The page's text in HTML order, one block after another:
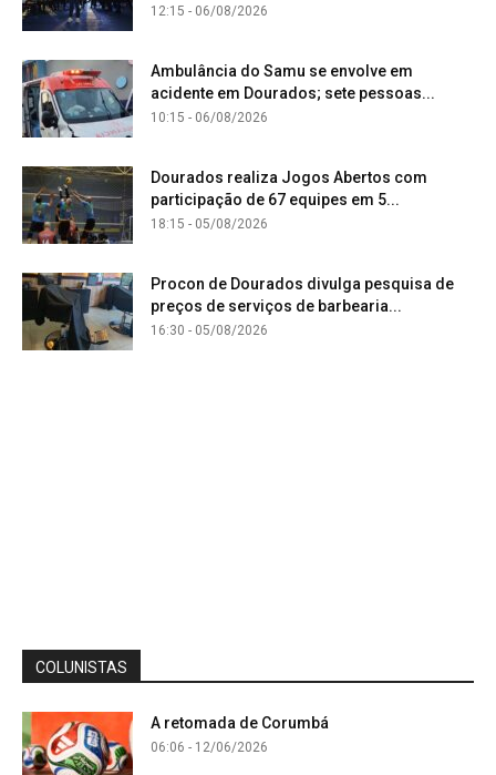
12:15 - 06/08/2026
Ambulância do Samu se envolve em
acidente em Dourados; sete pessoas...
10:15 - 06/08/2026
Dourados realiza Jogos Abertos com
participação de 67 equipes em 5...
18:15 - 05/08/2026
Procon de Dourados divulga pesquisa de
preços de serviços de barbearia...
16:30 - 05/08/2026
COLUNISTAS
A retomada de Corumbá
06:06 - 12/06/2026